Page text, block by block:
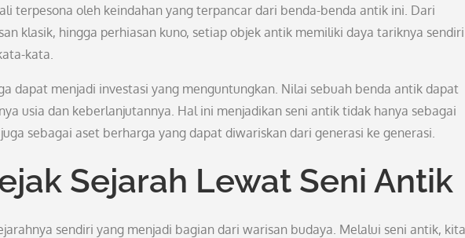
terpesona oleh keindahan yang terpancar dari benda-benda antik ini. Dari
klasik, hingga perhiasan kuno, setiap objek antik memiliki daya tariknya
kata.
dapat menjadi investasi yang menguntungkan. Nilai sebuah benda antik dapat
usia dan keberlanjutannya. Hal ini menjadikan seni antik tidak hanya sebagai
sebagai aset berharga yang dapat diwariskan dari generasi ke generasi.
Sejarah Lewat Seni Antik
sendiri yang menjadi bagian dari warisan budaya. Melalui seni antik, kita